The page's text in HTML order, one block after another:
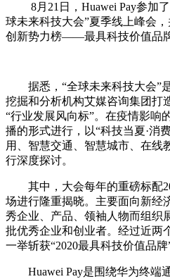
8月21日，Huawei Pay参加了
球未来科技大会”夏季线上峰会
创新势力榜——最具科技价值品牌
据悉，“全球未来科技大会”
挖掘和分析机构艾媒咨询集团打
“行业发展风向标”。在疫情影响
播的形式进行，以“科技当夏·消
用、智慧交通、智慧城市、在线
行深度探讨。
其中，大会每年的重磅标配
场进行隆重揭晓。主要面向新经
秀企业、产品、领袖人物而组织
批优秀企业和创业者。经过近两
一举斩获“2020最具科技价值品牌
Huawei Pay是围绕华为终端